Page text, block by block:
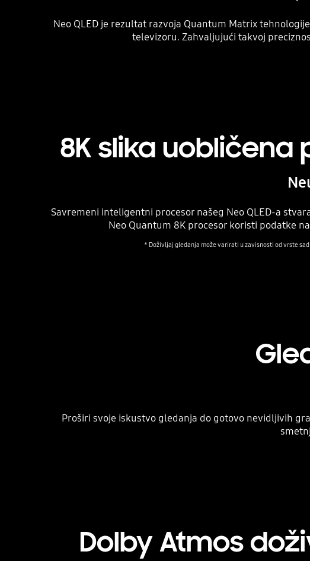
Neo QLED je rezultat razvoja Quantum Matrix
televizoru. Zahvaljujući takvoj
8K slika uobličena
Savremeni inteligentni procesor našeg Neo QLED-a
Neo Quantum 8K procesor koristi podatke
* Doživljaj gledanja može varirati u zavisnosti od vrste
Proširi svoje iskustvo gledanja do gotovo nevidljivih
Dolby Atmos